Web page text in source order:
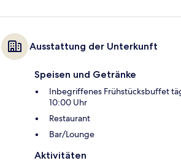
Ausstattung der Unterkunft
Speisen und Getränke
Inbegriffenes Frühstücksbuffet
10:00 Uhr
Restaurant
Bar/Lounge
Aktivitäten